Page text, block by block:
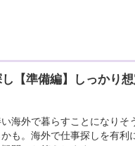
【準備編】しっかり
い海外で暮らすことになり
も。海外で仕事探しを有利